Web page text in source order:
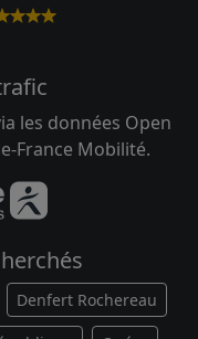
les données Open
France Mobilité.
Denfert Rochereau